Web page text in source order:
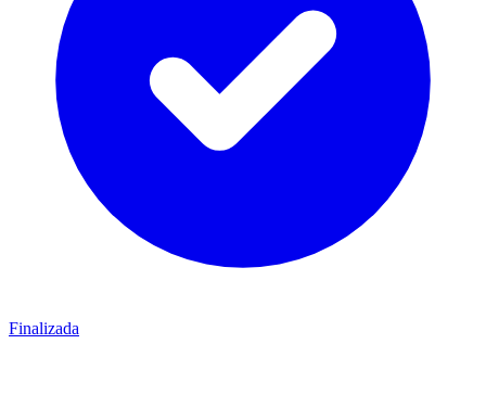
Finalizada